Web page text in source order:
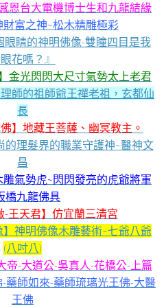
恩台大電機博士生和九龍結緣
財富之神~松木精雕極彩
眼睛的神明佛像-雙瞳四目是我
花嗎？』
金光閃閃大尺寸氣勢太上老君
師的祖師爺王禪老祖，玄都仙
長
】地藏王菩薩、幽冥教主。
的理髮界的職業守護神~醫神文
昌
雕氣勢虎~閃閃發亮的虎爺將軍
橋九龍佛具
-王天君】仿宜蘭三清宮
】神明佛像木雕藝術~七爺八爺
(八吋八)
帝-大道公-吳真人-花橋公-上篇
藥師如來-藥師琉璃光王佛-大醫
王佛